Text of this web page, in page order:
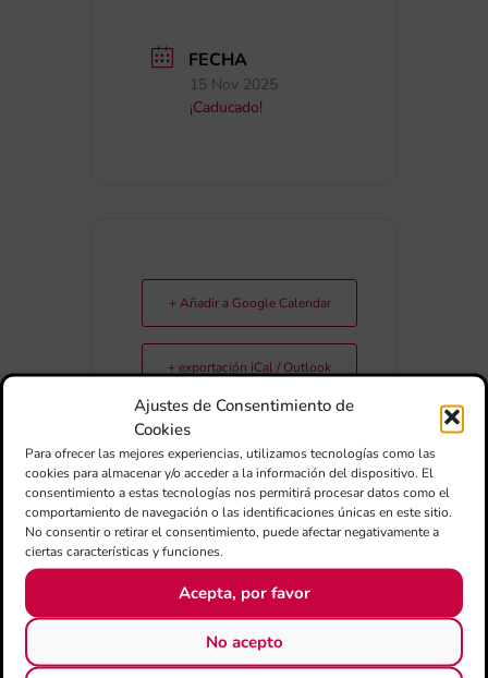
Ajustes de Consentimiento de
Cookies
Para ofrecer las mejores experiencias, utilizamos tecnologías como las
cookies para almacenar y/o acceder a la información del dispositivo. El
consentimiento a estas tecnologías nos permitirá procesar datos como el
comportamiento de navegación o las identificaciones únicas en este sitio.
No consentir o retirar el consentimiento, puede afectar negativamente a
ciertas características y funciones.
Acepta, por favor
No acepto
FECHA
15 Nov 2025
¡Caducado!
+ Añadir a Google Calendar
+ exportación iCal / Outlook
COMPARTIR ESTE EVENTO